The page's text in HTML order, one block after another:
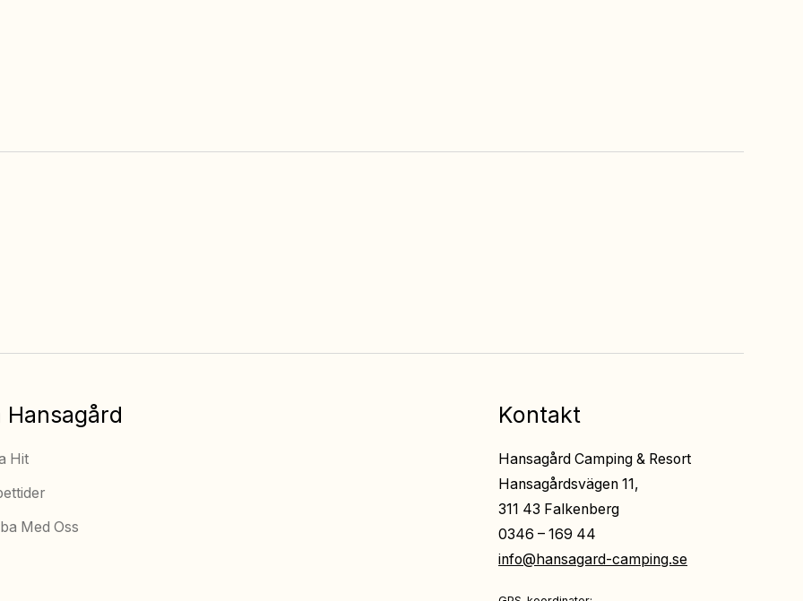
Hansagård
Hit
Med Oss
Kontakt
Hansagård Camping & Resort
Hansagårdsvägen 11,
311 43 Falkenberg
0346 – 169 44
info@hansagard-camping.se